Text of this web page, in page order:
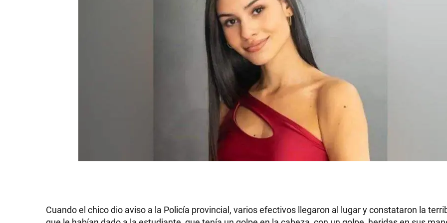
Cuando el chico dio aviso a la Policía provincial, varios efectivos llegaron al lugar y constataron la